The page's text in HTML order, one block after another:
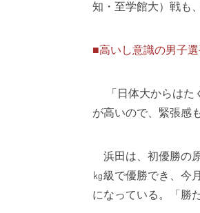
知・至学館大）戦も
■高いし意識の男子
「日体大からはた
が高いので、緊張感
浜田は、初優勝の
㎏級で優勝でき、今
になっている。「勝